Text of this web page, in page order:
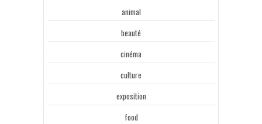
animal
beauté
cinéma
culture
exposition
food